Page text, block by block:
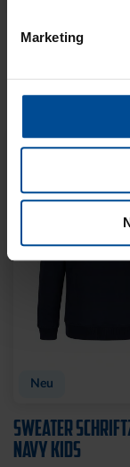
Marketing
SWEATER
Neu
SWEATER
NAVY KIDS